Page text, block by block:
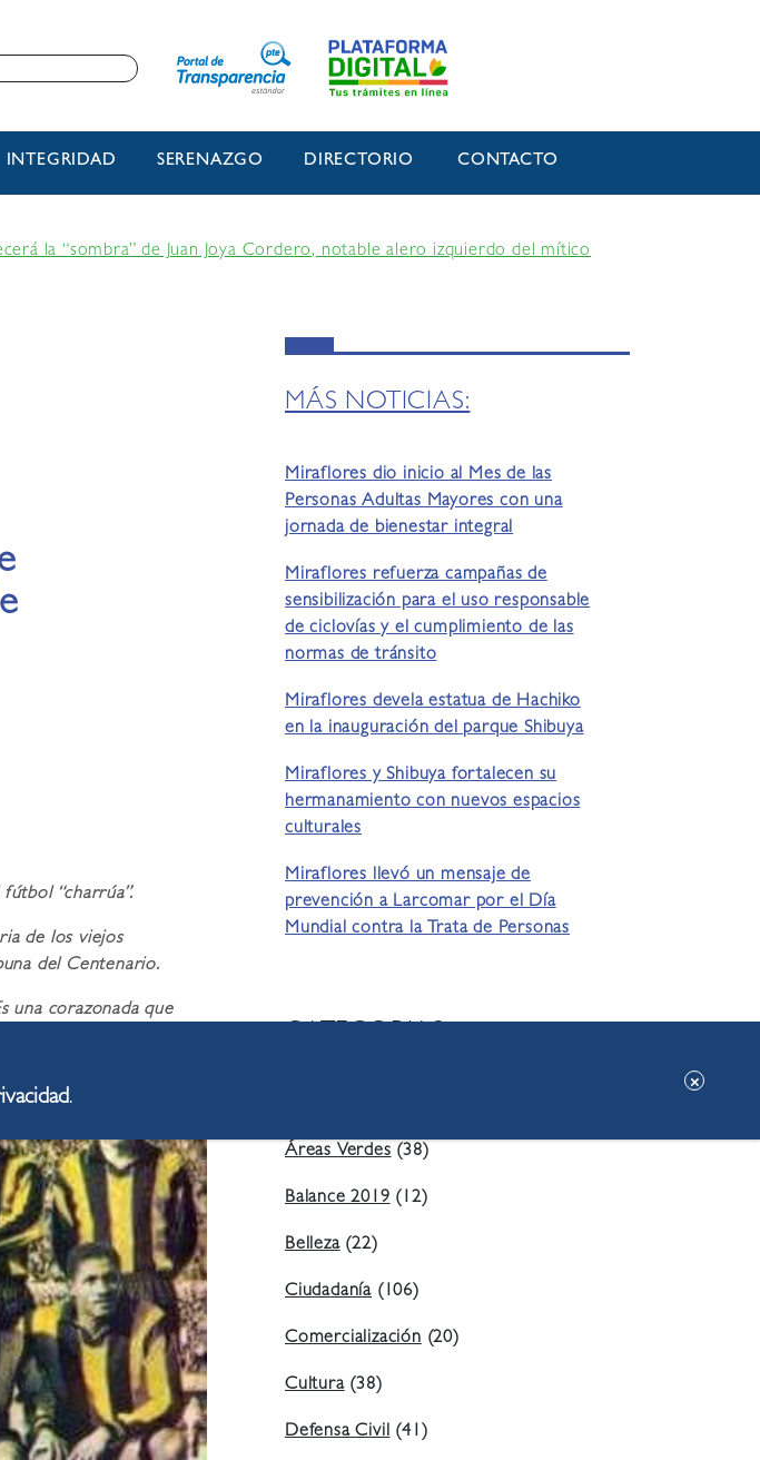
INTEGRIDAD SERENAZGO DIRECTORIO CONTACTO
la “sombra” de Juan Joya Cordero, notable alero izquierdo del mítico
“charrúa”.
de los viejos
del Centenario.
corazonada que
MÁS NOTICIAS:
Miraflores dio inicio al Mes de las
Personas Adultas Mayores con una
jornada de bienestar integral
Miraflores refuerza campañas de
sensibilización para el uso responsable
de ciclovías y el cumplimiento de las
normas de tránsito
Miraflores devela estatua de Hachiko
en la inauguración del parque Shibuya
Miraflores y Shibuya fortalecen su
hermanamiento con nuevos espacios
culturales
Miraflores llevó un mensaje de
prevención a Larcomar por el Día
Mundial contra la Trata de Personas
Áreas Verdes(38)
Balance 2019(12)
Belleza(22)
Ciudadanía (106)
Comercialización(20)
Cultura(38)
Defensa Civil(41)
.